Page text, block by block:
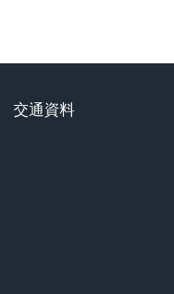
交通資料